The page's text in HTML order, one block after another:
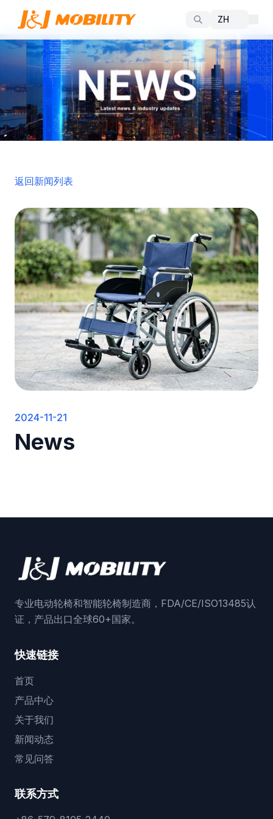
返回新闻列表
2024-11-21
News
专业电动轮椅和智能轮椅制造商，FDA/CE/ISO13485认
证，产品出口全球60+国家。
快速链接
首页
产品中心
关于我们
新闻动态
常见问答
联系方式